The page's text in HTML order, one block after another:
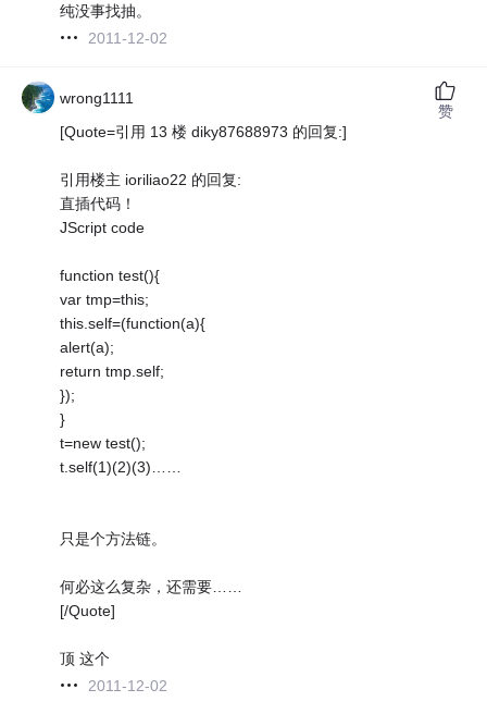
纯没事找抽。
2011-12-02
wrong1111
[Quote=引用 13 楼 diky87688973 的回复:]
引用楼主 ioriliao22 的回复:
直插代码！
JScript code
function test(){
var tmp=this;
this.self=(function(a){
alert(a);
return tmp.self;
});
}
t=new test();
t.self(1)(2)(3)……
只是个方法链。
何必这么复杂，还需要……
[/Quote]
顶 这个
2011-12-02
赞